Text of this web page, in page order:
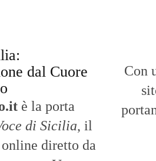
dal Cuore
è la porta
di Sicilia, il
diretto da
Con